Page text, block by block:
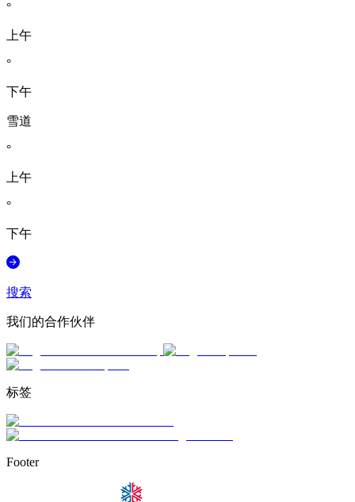
°
上午
°
下午
雪道
°
上午
°
下午
搜索
我们的合作伙伴
标签
Footer